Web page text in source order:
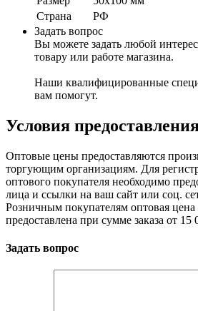
Страна
РФ
Задать вопрос
Вы можете задать любой
товару или работе магазина.
Наши квалифицированные
вам помогут.
Условия
Оптовые цены предоставляются
торгующим организациям. Для
оптового покупателя необходимо
лица и ссылки на ваш сайт или соц.
Розничным покупателям оптовая
предоставлена при сумме заказа от 15
Задать вопрос